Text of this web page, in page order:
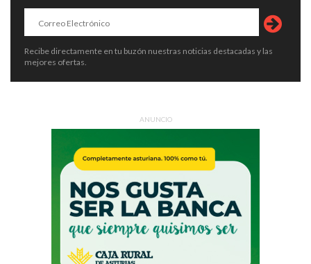
Recibe directamente en tu buzón nuestras noticias destacadas y las
mejores ofertas.
ANUNCIO